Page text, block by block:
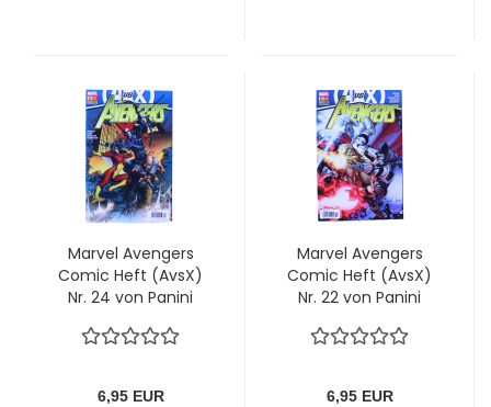
Marvel Avengers
Comic Heft (AvsX)
Nr. 24 von Panini
6,95 EUR
Marvel Avengers
Comic Heft (AvsX)
Nr. 22 von Panini
6,95 EUR